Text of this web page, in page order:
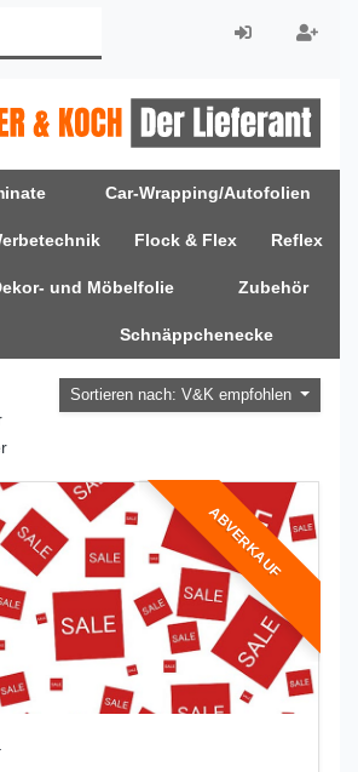
Car-Wrapping/Autofolien
Flock & Flex Reflex
und Möbelfolie Zubehör
Schnäppchenecke
Sortieren nach: V&K empfohlen
ABVERKAUF